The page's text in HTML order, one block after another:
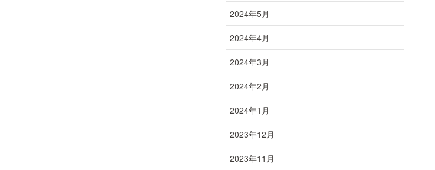
2024年5月
2024年4月
2024年3月
2024年2月
2024年1月
2023年12月
2023年11月